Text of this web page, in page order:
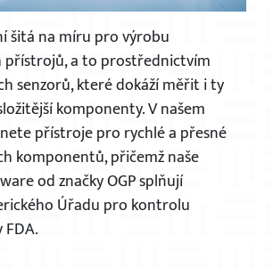
šitá na míru pro výrobu
přístrojů, a to prostřednictvím
senzorů, které dokáží měřit i ty
komponenty. V našem
přístroje pro rychlé a přesné
komponentů, přičemž naše
od značky OGP splňují
Úřadu pro kontrolu